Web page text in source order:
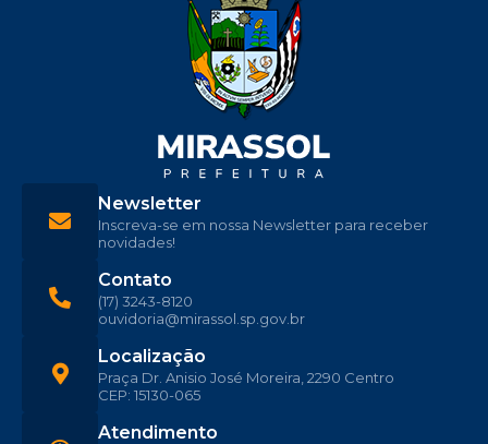
Localização
Praça Dr. Anisio José Moreira, 2290 Centro
CEP: 15130-065
Contato
(17) 3243-8120
ouvidoria@mirassol.sp.gov.br
Atendimento
Newsletter
Inscreva-se em nossa Newsletter para receber
novidades!